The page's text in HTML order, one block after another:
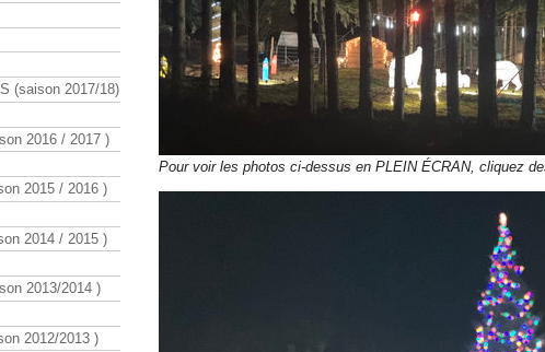
Pour voir les photos ci-dessus en PLEIN ÉCRAN, cliquez
(saison 2017/18)
2016 / 2017 )
2015 / 2016 )
2014 / 2015 )
2013/2014 )
2012/2013 )